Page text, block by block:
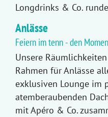
Longdrinks & Co.
Anlässe
Feiern im tenn - den
Unsere
Rahmen für Anlässe
exklusiven Lounge im
atemberaubenden
mit Apéro & Co.